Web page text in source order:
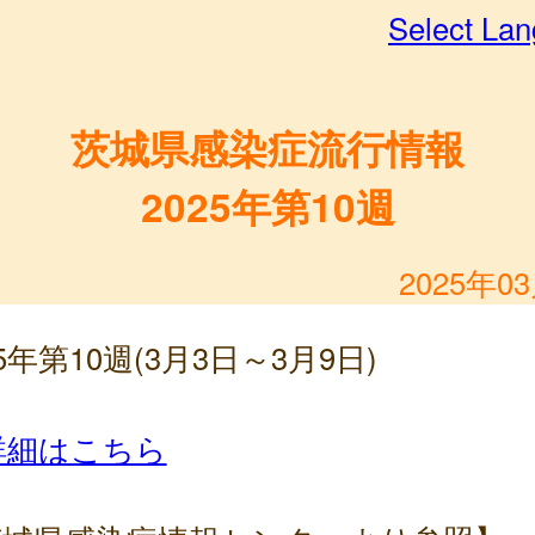
Select
茨城県感染症流行情報
2025年第10週
2025年
第10週(3月3日～3月9日)
はこちら